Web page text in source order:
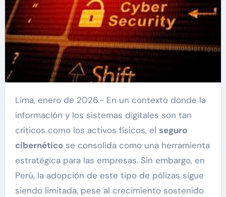
Lima, enero de 2026.- En un contexto donde la
información y los sistemas digitales son tan
críticos como los activos físicos, el seguro
cibernéticose consolida como una herramienta
estratégica para las empresas. Sin embargo, en
Perú, la adopción de este tipo de pólizas sigue
siendo limitada, pese al crecimiento sostenido